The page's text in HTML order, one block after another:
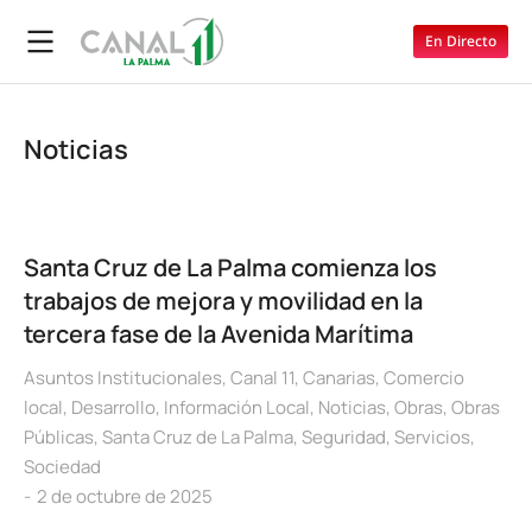
En Directo
Noticias
Santa Cruz de La Palma comienza los
trabajos de mejora y movilidad en la
tercera fase de la Avenida Marítima
Asuntos Institucionales, Canal 11, Canarias, Comercio
local, Desarrollo, Información Local, Noticias, Obras, Obras
Públicas, Santa Cruz de La Palma, Seguridad, Servicios,
Sociedad
2 de octubre de 2025